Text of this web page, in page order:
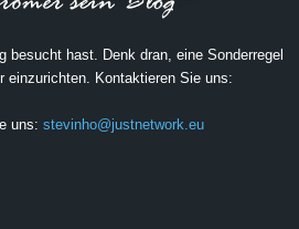
besucht hast. Denk dran, eine Sonderregel
einzurichten. Kontaktieren Sie uns:
uns: stevinho@justnetwork.eu